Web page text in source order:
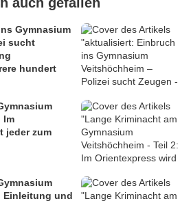
Gymnasium
sucht
hundert
Im
jeder zum
Einleitung und